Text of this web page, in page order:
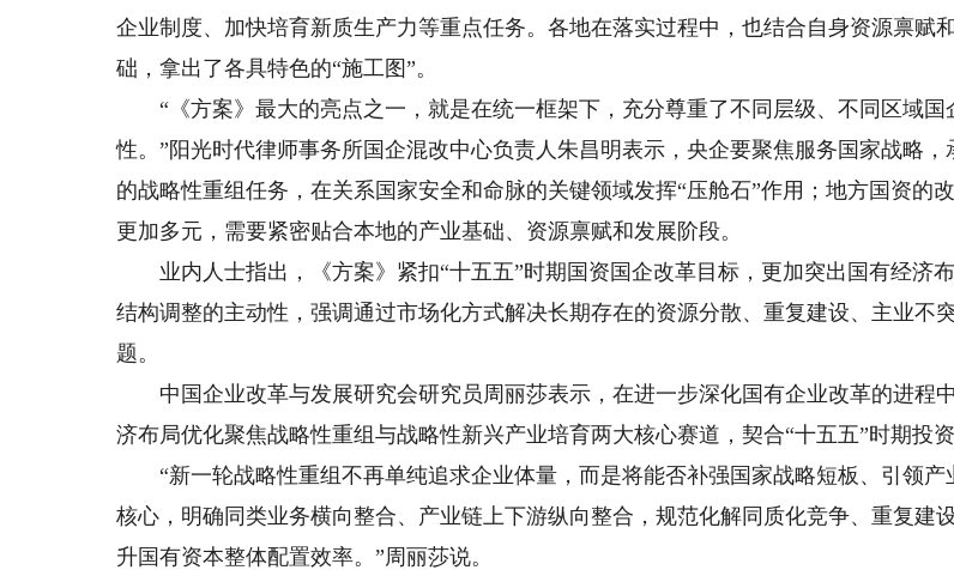
企业制度、加快培育新质生产力等重点任务。各地在落实过程中，也结合自身资源禀赋
础，拿出了各具特色的“施工图”。
“《方案》最大的亮点之一，就是在统一框架下，充分尊重了不同层级、不同区域国
性。”阳光时代律师事务所国企混改中心负责人朱昌明表示，央企要聚焦服务国家战略，
的战略性重组任务，在关系国家安全和命脉的关键领域发挥“压舱石”作用；地方国资的
更加多元，需要紧密贴合本地的产业基础、资源禀赋和发展阶段。
业内人士指出，《方案》紧扣“十五五”时期国资国企改革目标，更加突出国有经济
结构调整的主动性，强调通过市场化方式解决长期存在的资源分散、重复建设、主业不
题。
中国企业改革与发展研究会研究员周丽莎表示，在进一步深化国有企业改革的进程
济布局优化聚焦战略性重组与战略性新兴产业培育两大核心赛道，契合“十五五”时期投资
“新一轮战略性重组不再单纯追求企业体量，而是将能否补强国家战略短板、引领产
核心，明确同类业务横向整合、产业链上下游纵向整合，规范化解同质化竞争、重复建
升国有资本整体配置效率。”周丽莎说。